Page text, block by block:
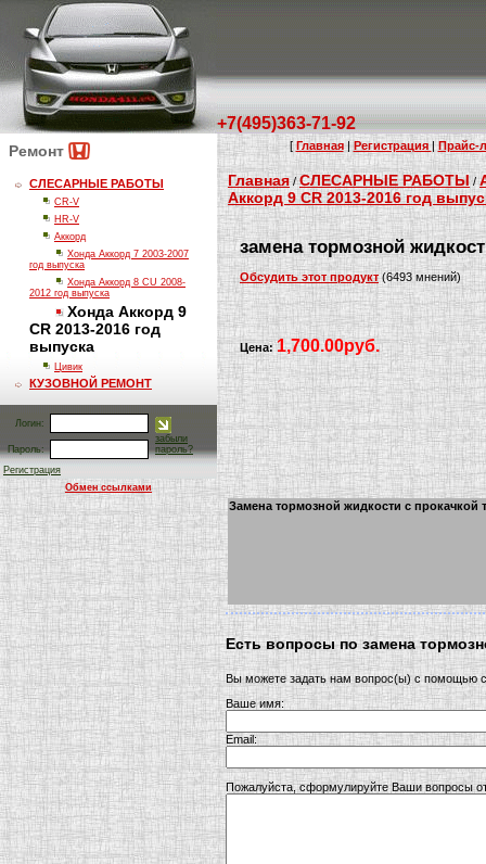
+7(495)363-71-92
Ремонт
СЛЕСАРНЫЕ РАБОТЫ
CR-V
HR-V
Аккорд
Хонда Аккорд 7 2003-2007
год выпуска
Хонда Аккорд 8 CU 2008-
2012 год выпуска
Хонда Аккорд 9
CR 2013-2016 год
выпуска
Цивик
КУЗОВНОЙ РЕМОНТ
Логин:
Пароль:
забыли
пароль?
Регистрация
Обмен ссылками
[ Главная | Регистрация|Прайс-
Главная/СЛЕСАРНЫЕ РАБОТЫ/
Аккорд 9 CR 2013-2016 год
замена тормозной
Обсудить этот продукт(6493 мнений)
Цена:1,700.00руб.
Замена тормозной жидкости с прокачкой
Есть вопросы по замена
Вы можете задать нам вопрос(ы) с
Ваше имя:
Email:
Пожалуйста, сформулируйте Ваши вопросы